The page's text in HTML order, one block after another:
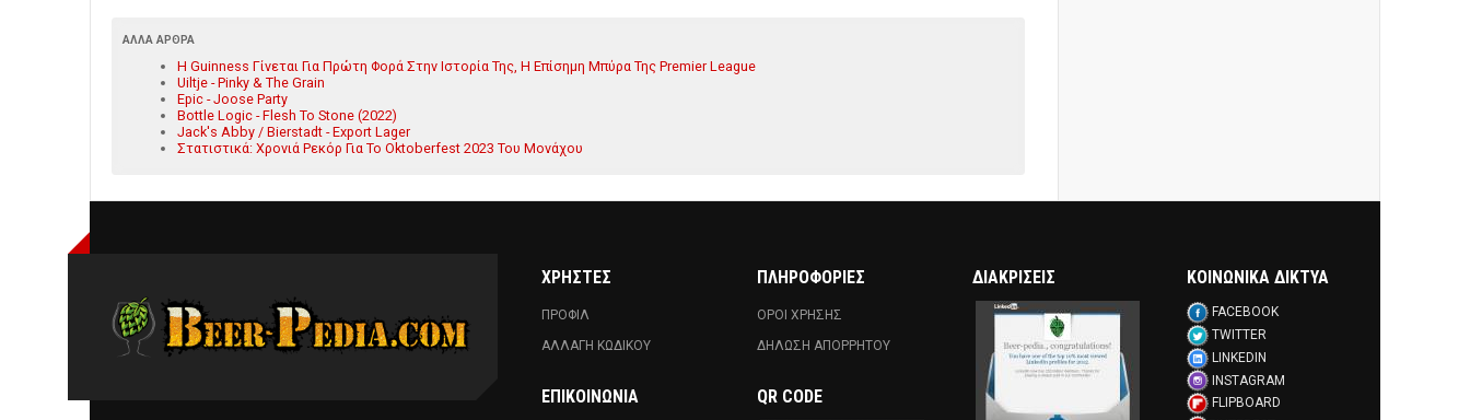
ΆΛΛΑ ΆΡΘΡΑ
Η Guinness Γίνεται Για Πρώτη Φορά Στην Ιστορία Της, Η Επίσημη Μπύρα Της Premier League
Uiltje - Pinky & The Grain
Epic - Joose Party
Bottle Logic - Flesh To Stone (2022)
Jack's Abby / Bierstadt - Export Lager
Στατιστικά: Χρονιά Ρεκόρ Για Το Oktoberfest 2023 Του Μονάχου
ΧΡΗΣΤΕΣ
ΠΡΟΦΙΛ
ΑΛΛΑΓΗ ΚΩΔΙΚΟΥ
ΕΠΙΚΟΙΝΩΝΊΑ
ΠΛΗΡΟΦΟΡΙΕΣ
ΟΡΟΙ ΧΡΗΣΗΣ
ΔΗΛΩΣΗ ΑΠΟΡΡΗΤΟΥ
QR CODE
ΔΙΑΚΡΊΣΕΙΣ ΚΟΙΝΩΝΙΚΑ ΔΙΚΤΥΑ
FACEBOOK
TWITTER
LINKEDIN
INSTAGRAM
FLIPBOARD